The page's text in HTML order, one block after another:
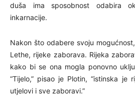
duša ima sposobnost odabira
inkarnacije.
Nakon što odabere svoju
Lethe, rijeke zaborava. Rijeka
kako bi se ona mogla ponovno
“Tijelo,” pisao je Plotin, “istinska je
utjelovi i sve zaboravi.”